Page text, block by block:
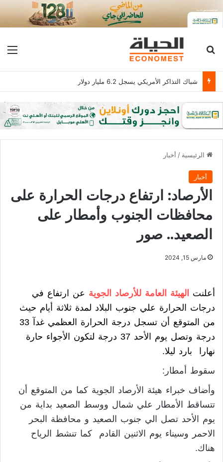
بحث عن
شباك التذاكر الأمريكي يسجل 6.2 مليار دولار
الرئيسية / أخبار
أخبار
الأرصاد: ارتفاع درجات الحرارة على
محافظات الجنوب وأمطار على
الصعيد.. صور
مارس 15, 2024
أعلنت الهيئة العامة للأرصاد الجوية عن ارتفاع في
درجات الحرارة علي جنوب البلاد لمدة ثلاثة أيام حيث
من المتوقع أن تسجل درجة الحرارة العظمي غدآ 33
درجة وتصل يوم الأحد 37 درجة لتكون الأجواء حارة
نهارا بارد ليلا.
سقوط أمطار:
وأضاف خبراء هيئة الأرصاد الجوية كما من المتوقع أن
تتساقط الأمطار علي شمال ووسط الصعيد بداية من
يوم الأحد تصل الي جنوب الصعيد و محافظة البحر
الاحمر وسيناء يوم الاثنين القادم كما تنشط الرياح
هناك.